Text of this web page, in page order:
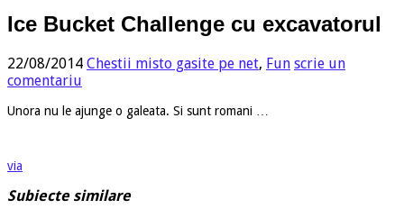
Ice Bucket Challenge cu excavatorul
22/08/2014 Chestii misto gasite pe net, Fun scrie un
comentariu
Unora nu le ajunge o galeata. Si sunt romani …
via
Subiecte similare